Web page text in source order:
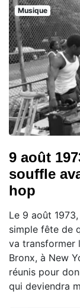
Musique
9 août
souffle
hop
Le 9 août
simple fête de
va transformer
Bronx, à New
réunis pour
qui deviendra